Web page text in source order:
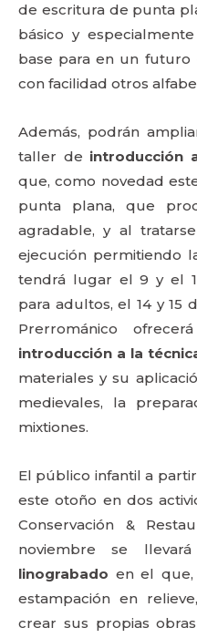
de escritura de punta
básico y
base para en un
con facilidad otros
Además, podrán
taller de introducción
que, como novedad
punta plana, que
agradable, y al
ejecución permitiendo
tendrá lugar el 9 y el
para adultos, el 14 y 15
Prerrománico
introducción a la
materiales y su
medievales, la
mixtiones.
El público infantil a
este otoño en dos
Conservación &
noviembre se
linograbado en el que,
estampación en
crear sus propias